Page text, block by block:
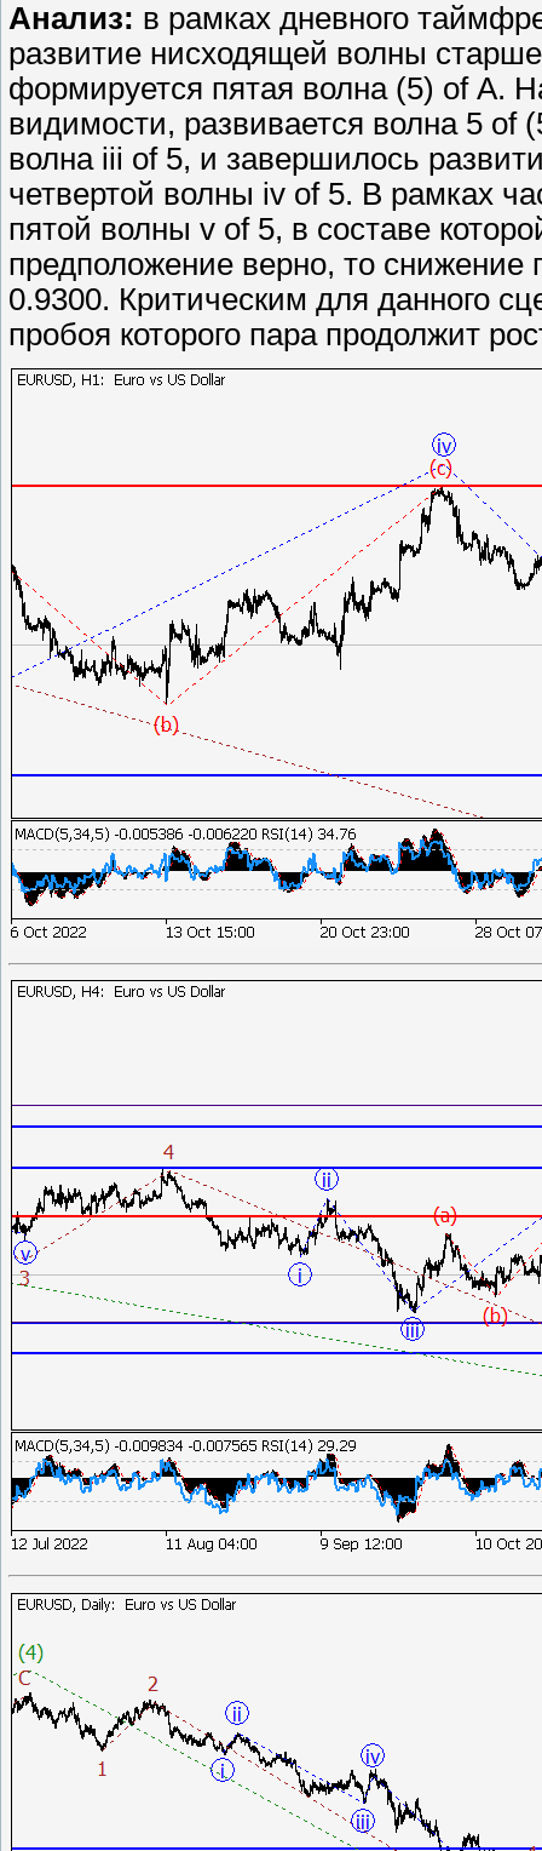
Анализ: в рамках дневного
развитие нисходящей волны
формируется пятая волна (5) of А.
видимости, развивается волна 5 of
волна iii of 5, и завершилось
четвертой волны iv of 5. В рамках
пятой волны v of 5, в составе
предположение верно, то снижение
0.9300. Критическим для данного
пробоя которого пара продолжит